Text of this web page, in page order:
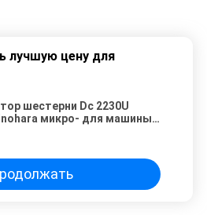
лучшую цену для
шестерни Dc 2230U
микро- для машины